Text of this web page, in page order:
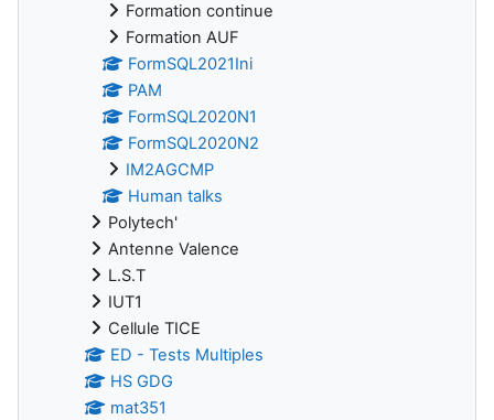
Formation continue
Formation AUF
FormSQL2021Ini
PAM
FormSQL2020N1
FormSQL2020N2
IM2AGCMP
Human talks
Polytech'
Antenne Valence
L.S.T
IUT1
Cellule TICE
ED - Tests Multiples
HS GDG
mat351